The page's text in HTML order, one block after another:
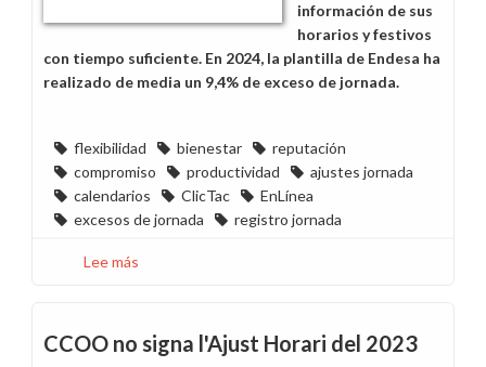
información de sus
horarios y festivos
con tiempo suficiente. En 2024, la plantilla de Endesa ha
realizado de media un 9,4% de exceso de jornada.
flexibilidad bienestar
reputación
compromiso
productividad
ajustes jornada
calendarios
ClicTac
EnLínea
excesos de jornada
registro jornada
Lee más
pedimos
adelantar
CCOO no signa l'Ajust Horari del 2023